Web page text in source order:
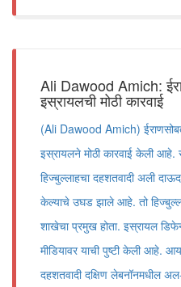
Ali Dawood Amich: ईराण
इस्रायलची मोठी कारवाई
(Ali Dawood Amich)
इस्रायलने मोठी कारवाई केली आहे.
हिज्बुल्लाहचा दहशतवादी अली
केल्याचे उघड झाले आहे. तो
शाखेचा प्रमुख होता. इस्रायल
मीडियावर याची पुष्टी केली आहे.
दहशतवादी दक्षिण लेबनॉनमधील